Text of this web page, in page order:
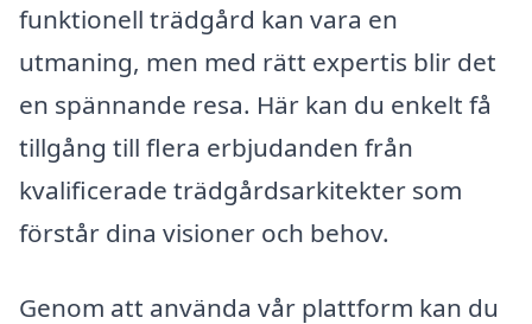
funktionell trädgård kan vara en
utmaning, men med rätt expertis blir det
en spännande resa. Här kan du enkelt få
tillgång till flera erbjudanden från
kvalificerade trädgårdsarkitekter som
förstår dina visioner och behov.
Genom att använda vår plattform kan du